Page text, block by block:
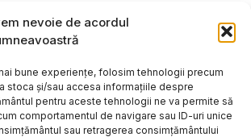
nevoie de acordul
bune experiențe, folosim tehnologii precum
stoca și/sau accesa informațiile despre
pentru aceste tehnologii ne va permite să
comportamentul de navigare sau ID-uri unice
sau retragerea consimțământului